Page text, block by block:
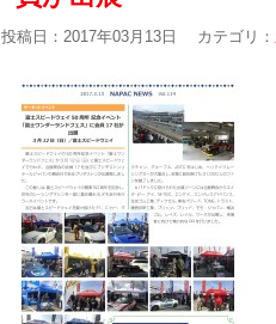
投稿日：2017年03月13日 カテゴリ：